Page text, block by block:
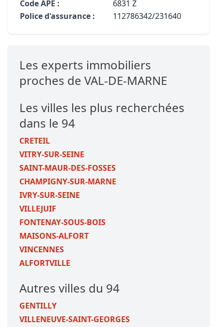
Code APE :
6831 Z
Police d'assurance :
112786342/231640
Les experts immobiliers
proches de VAL-DE-MARNE
Les villes les plus recherchées
dans le 94
CRETEIL
VITRY-SUR-SEINE
SAINT-MAUR-DES-FOSSES
CHAMPIGNY-SUR-MARNE
IVRY-SUR-SEINE
VILLEJUIF
FONTENAY-SOUS-BOIS
MAISONS-ALFORT
VINCENNES
ALFORTVILLE
Autres villes du 94
GENTILLY
VILLENEUVE-SAINT-GEORGES